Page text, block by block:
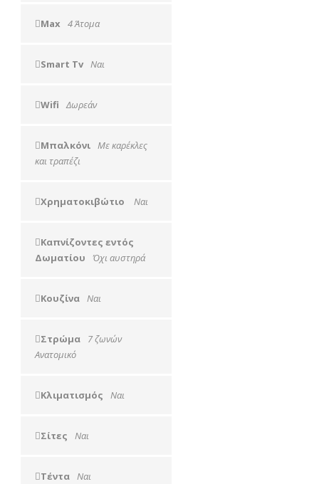
Max 4 Άτομα
Smart Tv Ναι
Wifi Δωρεάν
Μπαλκόνι Με καρέκλες
και τραπέζι
Χρηματοκιβώτιο Ναι
Καπνίζοντες εντός
Δωματίου
Όχι αυστηρά
Κουζίνα Ναι
Στρώμα
7 ζωνών
Ανατομικό
Κλιματισμός Ναι
Σίτες Ναι
Τέντα Ναι